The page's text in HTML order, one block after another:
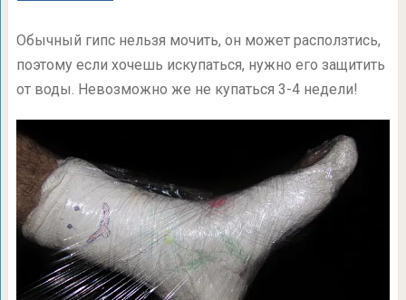
Обычный гипс нельзя мочить, он может расползтись,
поэтому если хочешь искупаться, нужно его защитить
от воды. Невозможно же не купаться 3-4 недели!